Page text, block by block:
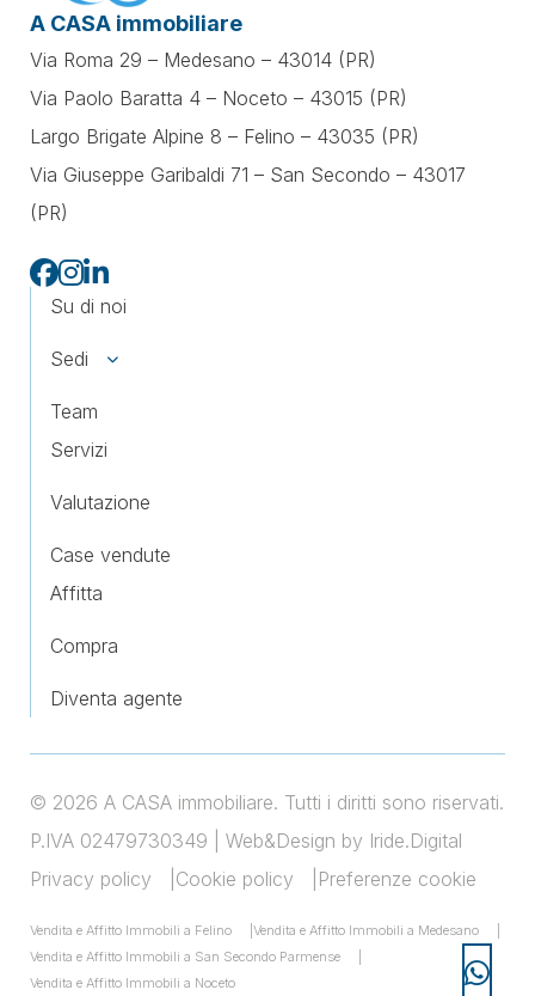
A CASA immobiliare
Via Roma 29 – Medesano – 43014 (PR)
Via Paolo Baratta 4 – Noceto – 43015 (PR)
Largo Brigate Alpine 8 – Felino – 43035 (PR)
Via Giuseppe Garibaldi 71 – San Secondo – 43017
(PR)
Su di noi
Sedi
Team
Servizi
Valutazione
Case vendute
Affitta
Compra
Diventa agente
© 2026 A CASA immobiliare. Tutti i diritti sono riservati.
P.IVA 02479730349 | Web&Design by Iride.Digital
Privacy policy
Cookie policy Preferenze cookie
Vendita e Affitto Immobili a Felino
Vendita e Affitto Immobili a Medesano
Vendita e Affitto Immobili a San Secondo Parmense
Vendita e Affitto Immobili a Noceto